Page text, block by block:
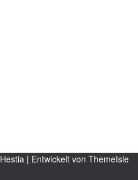
Hestia | Entwickelt von ThemeIsle